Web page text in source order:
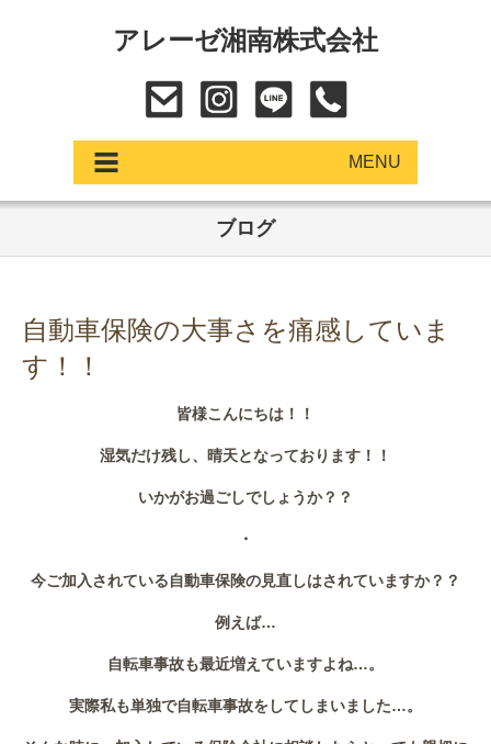
アレーゼ湘南株式会社
MENU
中古車
ブログ
自動車保険の大事さを痛感していま
す！！
皆様こんにちは！！
湿気だけ残し、晴天となっております！！
いかがお過ごしでしょうか？？
・
今ご加入されている自動車保険の見直しはされていますか？？
例えば…
自転車事故も最近増えていますよね…。
実際私も単独で自転車事故をしてしまいました…。